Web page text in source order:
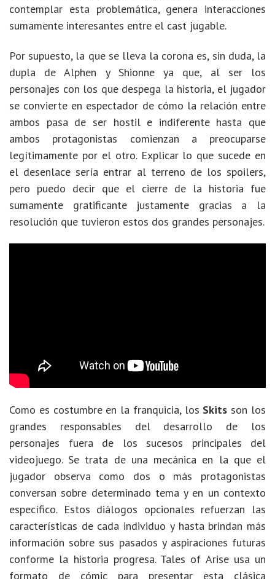
contemplar esta problemática, genera interacciones
sumamente interesantes entre el cast jugable.
Por supuesto, la que se lleva la corona es, sin duda, la
dupla de Alphen y Shionne ya que, al ser los
personajes con los que despega la historia, el jugador
se convierte en espectador de cómo la relación entre
ambos pasa de ser hostil e indiferente hasta que
ambos protagonistas comienzan a preocuparse
legítimamente por el otro. Explicar lo que sucede en
el desenlace sería entrar al terreno de los spoilers,
pero puedo decir que el cierre de la historia fue
sumamente gratificante justamente gracias a la
resolución que tuvieron estos dos grandes personajes.
Como es costumbre en la franquicia, los Skits son los
grandes responsables del desarrollo de los
personajes fuera de los sucesos principales del
videojuego. Se trata de una mecánica en la que el
jugador observa como dos o más protagonistas
conversan sobre determinado tema y en un contexto
específico. Estos diálogos opcionales refuerzan las
características de cada individuo y hasta brindan más
información sobre sus pasados y aspiraciones futuras
conforme la historia progresa. Tales of Arise usa un
formato de cómic para presentar esta clásica